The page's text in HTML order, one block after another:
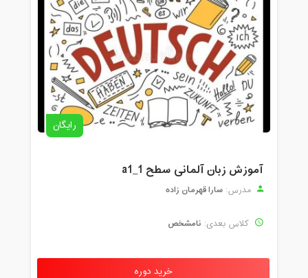
رایگان
آموزش زبان آلمانی سطح a1_1
مدرس: سارا قهرمان زاده
کلاس بعدی: نامشخص
خرید دوره